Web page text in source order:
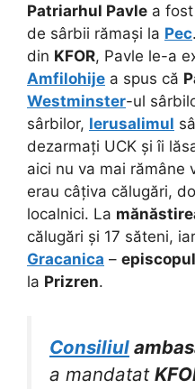
Patriarhul Pavle a
de sârbii rămași la Pec
din KFOR, Pavle le-a
Amfilohije a spus că
Westminster-ul
sârbilor, Ierusalimul
dezarmați UCK și îi
aici nu va mai rămâne
erau câțiva călugări,
localnici. La
călugări și 17 săteni,
Gracanica – episcopul
la Prizren.
Consiliul
a mandatat